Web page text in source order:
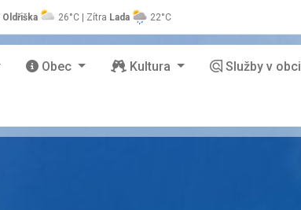
Oldřiška 26°C | Zítra Lada 22°C
Obec Kultura Služby v obci